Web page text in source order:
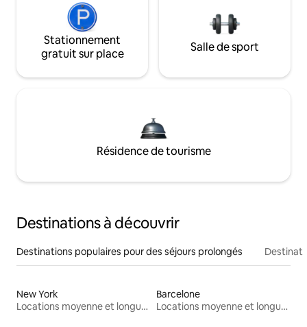
Stationnement
gratuit sur place
Salle de sport
Résidence de tourisme
Destinations à découvrir
Destinations populaires pour des séjours prolongés
New York
Locations moyenne et longue durée
Barcelone
Locations moyenne et longue durée